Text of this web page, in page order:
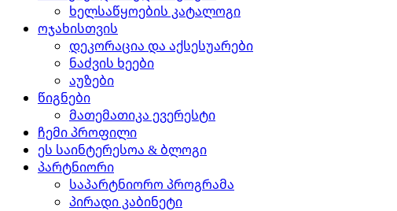
ხელსაწყოების კატალოგი
ოჯახისთვის
დეკორაცია და აქსესუარები
ნაძვის ხეები
აუზები
წიგნები
მათემათიკა ევერესტი
ჩემი პროფილი
ეს საინტერესოა & ბლოგი
პარტნიორი
საპარტნიორო პროგრამა
პირადი კაბინეტი